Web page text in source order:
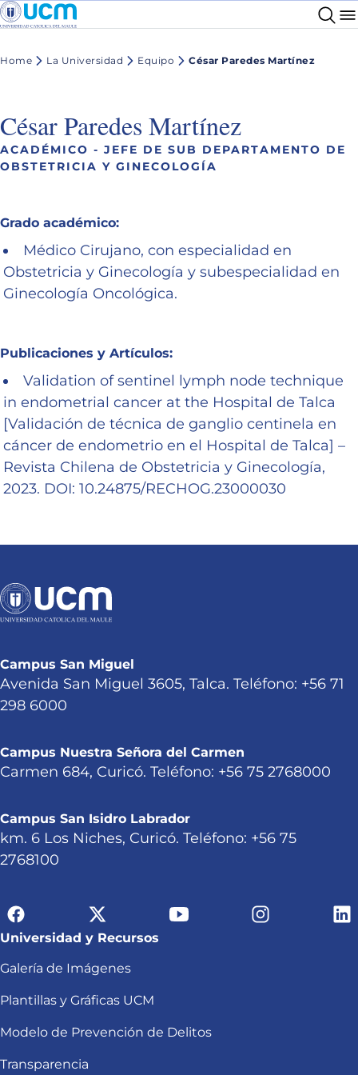
Home La Universidad Equipo César Paredes Martínez
César Paredes Martínez
ACADÉMICO - JEFE DE SUB DEPARTAMENTO DE
OBSTETRICIA Y GINECOLOGÍA
Grado académico:
Médico Cirujano, con especialidad en
Obstetricia y Ginecología y subespecialidad en
Ginecología Oncológica.
Publicaciones y Artículos:
Validation of sentinel lymph node technique
in endometrial cancer at the Hospital de Talca
[Validación de técnica de ganglio centinela en
cáncer de endometrio en el Hospital de Talca] –
Revista Chilena de Obstetricia y Ginecología,
2023. DOI: 10.24875/RECHOG.23000030
Campus San Miguel
Avenida San Miguel 3605, Talca. Teléfono: +56 71
298 6000
Campus Nuestra Señora del Carmen
Carmen 684, Curicó. Teléfono: +56 75 2768000
Campus San Isidro Labrador
km. 6 Los Niches, Curicó. Teléfono: +56 75
2768100
Universidad y Recursos
Galería de Imágenes
Plantillas y Gráficas UCM
Modelo de Prevención de Delitos
Transparencia